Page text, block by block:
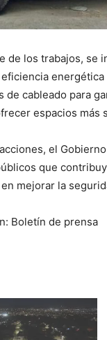
de los trabajos, se
de cableado para
espacios más
el
que
mejorar la
Boletín de prensa